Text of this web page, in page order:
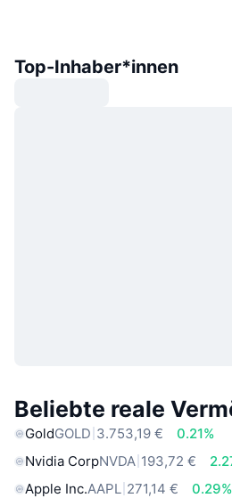
Top-Inhaber*innen
Beliebte reale
GoldGOLD 3.753,19 €
0.21%
Nvidia CorpNVDA 193,72 €
Apple Inc.AAPL 271,14 €
0.29%